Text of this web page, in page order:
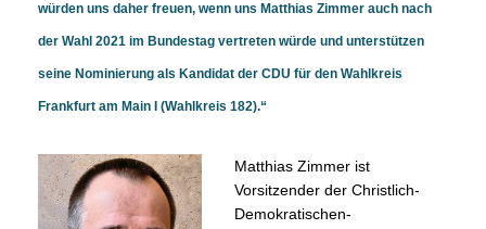
würden uns daher freuen, wenn uns Matthias Zimmer auch nach
der Wahl 2021 im Bundestag vertreten würde und unterstützen
seine Nominierung als Kandidat der CDU für den Wahlkreis
Frankfurt am Main I (Wahlkreis 182).“
Matthias Zimmer ist
Vorsitzender der Christlich-
Demokratischen-